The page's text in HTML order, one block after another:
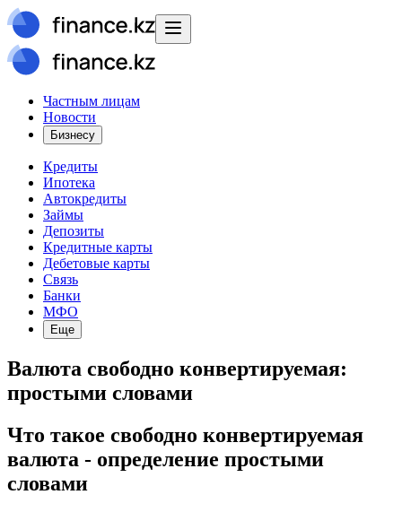
Частным лицам
Новости
Бизнесу
Кредиты
Ипотека
Автокредиты
Займы
Депозиты
Кредитные карты
Дебетовые карты
Связь
Банки
МФО
Еще
Валюта свободно конвертируемая:
простыми словами
Что такое свободно конвертируемая
валюта - определение простыми
словами